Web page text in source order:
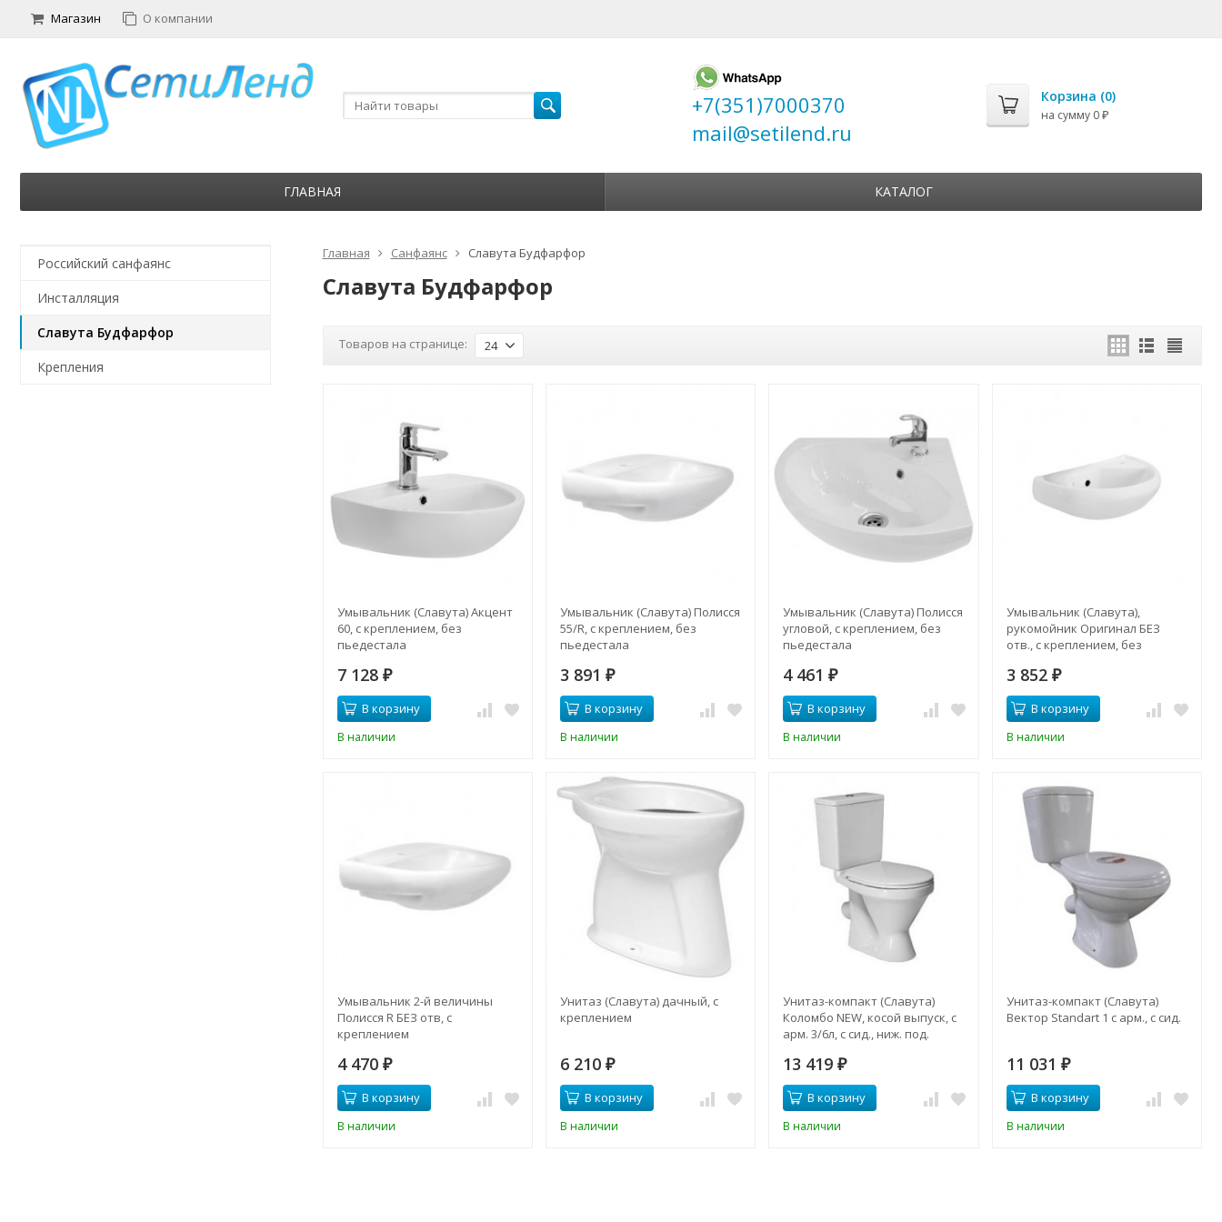
Магазин О компании
+7(351)7000370
mail@setilend.ru
Корзина (0)
на сумму 0 ₽
ГЛАВНАЯ КАТАЛОГ
Главная Санфаянс Славута Будфарфор
Славута Будфарфор
Товаров на странице: 24
Умывальник (Славута) Акцент
60, с креплением, без
пьедестала
7 128 ₽
В корзину
В наличии
Умывальник (Славута) Полисся
55/R, с креплением, без
пьедестала
3 891 ₽
В корзину
В наличии
Умывальник (Славута) Полисся
угловой, с креплением, без
пьедестала
4 461₽
В корзину
В наличии
Умывальник (Славута),
рукомойник Оригинал БЕЗ
отв., с креплением, без
3 852 ₽
В корзину
В наличии
Умывальник 2-й величины
Полисся R БЕЗ отв, с
креплением
4 470 ₽
В корзину
В наличии
Унитаз (Славута) дачный, с
креплением
6 210 ₽
В корзину
В наличии
Унитаз-компакт (Славута)
Коломбо NEW, косой выпуск, с
арм. 3/6л, с сид., ниж. под.
13 419₽
В корзину
В наличии
Унитаз-компакт (Славута)
Вектор Standart 1 с арм., с сид.
11 031 ₽
В корзину
В наличии
Российский санфаянс
Инсталляция
Славута Будфарфор
Крепления